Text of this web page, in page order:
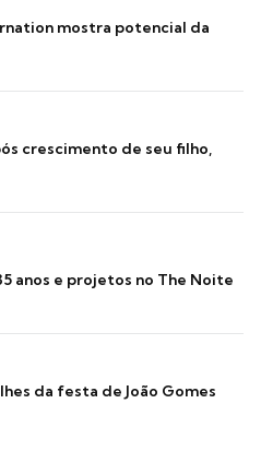
mostra potencial da
crescimento de seu filho,
anos e projetos no The Noite
da festa de João Gomes